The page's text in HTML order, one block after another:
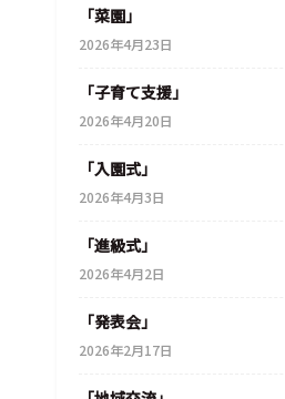
「菜園」
2026年4月23日
「子育て支援」
2026年4月20日
「入園式」
2026年4月3日
「進級式」
2026年4月2日
「発表会」
2026年2月17日